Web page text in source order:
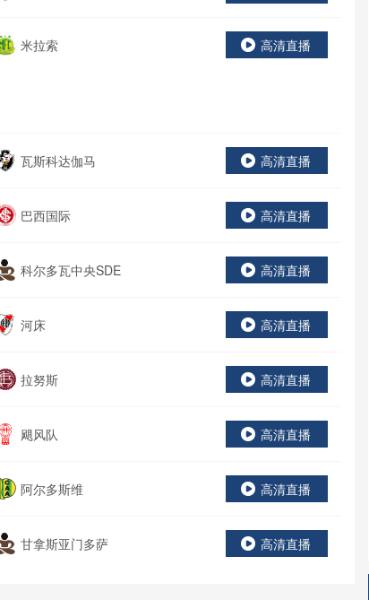
米拉索 高清直播
瓦斯科达伽马 高清直播
巴西国际 高清直播
科尔多瓦中央SDE 高清直播
河床 高清直播
拉努斯 高清直播
飓风队 高清直播
阿尔多斯维 高清直播
甘拿斯亚门多萨 高清直播